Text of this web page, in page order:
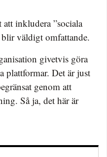
inkludera ”sociala
väldigt omfattande.
givetvis göra
plattformar. Det är just
genom att
Så ja, det här är